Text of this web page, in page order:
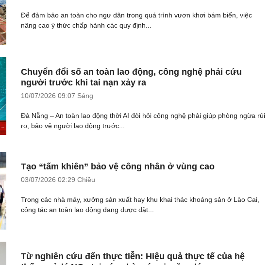
Để đảm bảo an toàn cho ngư dân trong quá trình vươn khơi bám biển, việc
nâng cao ý thức chấp hành các quy định...
Chuyển đổi số an toàn lao động, công nghệ phải cứu
người trước khi tai nạn xảy ra
10/07/2026 09:07 Sáng
Đà Nẵng – An toàn lao động thời AI đòi hỏi công nghệ phải giúp phòng ngừa rủi
ro, bảo vệ người lao động trước...
Tạo “tấm khiên” bảo vệ công nhân ở vùng cao
03/07/2026 02:29 Chiều
Trong các nhà máy, xưởng sản xuất hay khu khai thác khoáng sản ở Lào Cai,
công tác an toàn lao động đang được đặt...
Từ nghiên cứu đến thực tiễn: Hiệu quả thực tế của hệ